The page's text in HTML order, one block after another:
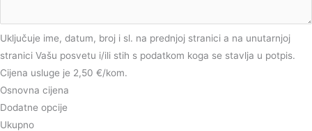
Uključuje ime, datum, broj i sl. na prednjoj stranici a na unutarnjoj
stranici Vašu posvetu i/ili stih s podatkom koga se stavlja u potpis.
Cijena usluge je 2,50 €/kom.
Osnovna cijena
Dodatne opcije
Ukupno